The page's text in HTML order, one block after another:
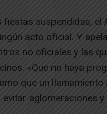
fiestas suspendidas, el
acto oficial. Y
no oficiales y las
«Que no haya
que un
aglomeraciones